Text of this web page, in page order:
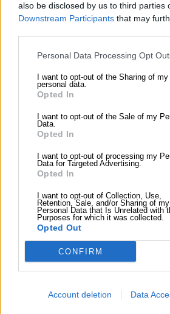
also be disclosed by us to third parties
Downstream Participants that may
Personal Data Processing Opt
I want to opt-out of the Sharing of my
personal data.
Opted In
I want to opt-out of the Sale of my
Data.
Opted In
I want to opt-out of processing my
Data for Targeted Advertising.
Opted In
I want to opt-out of Collection, Use,
Retention, Sale, and/or Sharing of my
Personal Data that Is Unrelated with
Purposes for which it was collected.
Opted Out
CONFIRM
Account deletion Data
Gräfe, Roland (Herstellung)
Lizenz:CC BY-SA 4.0
Quelle:Europeana
bebiehung
Elbschlösser
Abstraktion
Gräfe, Roland (Herstellung)
State
Arts Saxony eV
CC BY-SA 4.0
Quelle:Europeana